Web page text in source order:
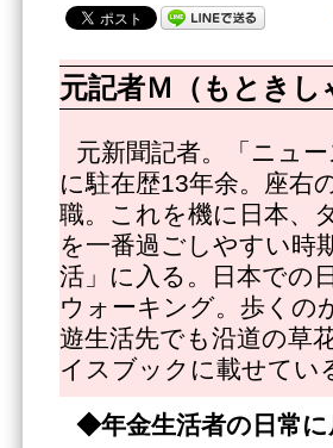
元記者Ｍ（もときし
元新聞記者。「ニュ
に駐在歴13年余。座右
職。これを機に日本、
を一番過ごしやすい時
活」に入る。日本での
ウォーキング。歩くの
遊生活先でも沿道の草
イスブックに載せてい
◆年金生活者の日常に